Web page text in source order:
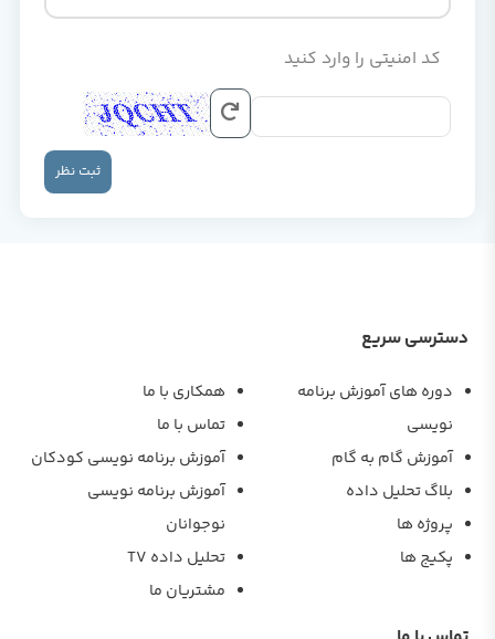
کد امنیتی را وارد کنید
ثبت نظر
دسترسی سریع
دوره های آموزش برنامه
نویسی
آموزش گام به گام
بلاگ تحلیل داده
پروژه ها
پکیج ها
همکاری با ما
تماس با ما
آموزش برنامه نویسی کودکان
آموزش برنامه نویسی
نوجوانان
تحلیل داده TV
مشتریان ما